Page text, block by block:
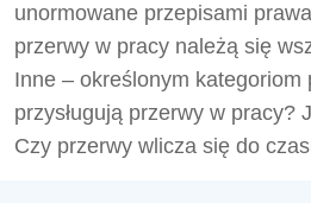
unormowane przepisami
przerwy w pracy należą się
Inne – określonym kategoriom
przysługują przerwy w pracy?
Czy przerwy wlicza się do